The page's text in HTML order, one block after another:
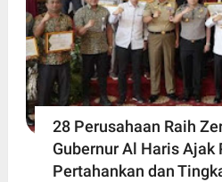
28 Perusahaan Raih
Gubernur Al Haris Ajak
Pertahankan dan